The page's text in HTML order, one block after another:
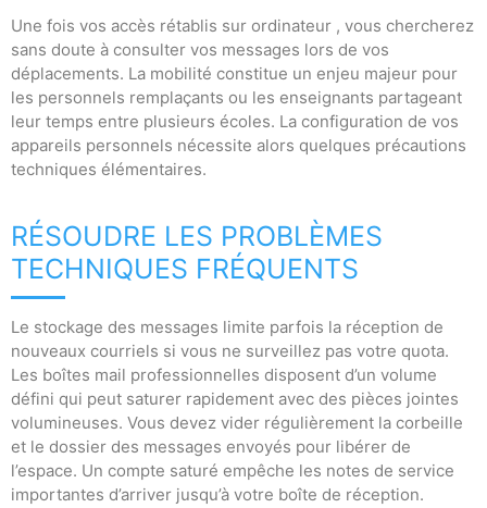
Une fois vos accès rétablis sur ordinateur , vous chercherez
sans doute à consulter vos messages lors de vos
déplacements. La mobilité constitue un enjeu majeur pour
les personnels remplaçants ou les enseignants partageant
leur temps entre plusieurs écoles. La configuration de vos
appareils personnels nécessite alors quelques précautions
techniques élémentaires.
RÉSOUDRE LES PROBLÈMES
TECHNIQUES FRÉQUENTS
Le stockage des messages limite parfois la réception de
nouveaux courriels si vous ne surveillez pas votre quota.
Les boîtes mail professionnelles disposent d’un volume
défini qui peut saturer rapidement avec des pièces jointes
volumineuses. Vous devez vider régulièrement la corbeille
et le dossier des messages envoyés pour libérer de
l’espace. Un compte saturé empêche les notes de service
importantes d’arriver jusqu’à votre boîte de réception.